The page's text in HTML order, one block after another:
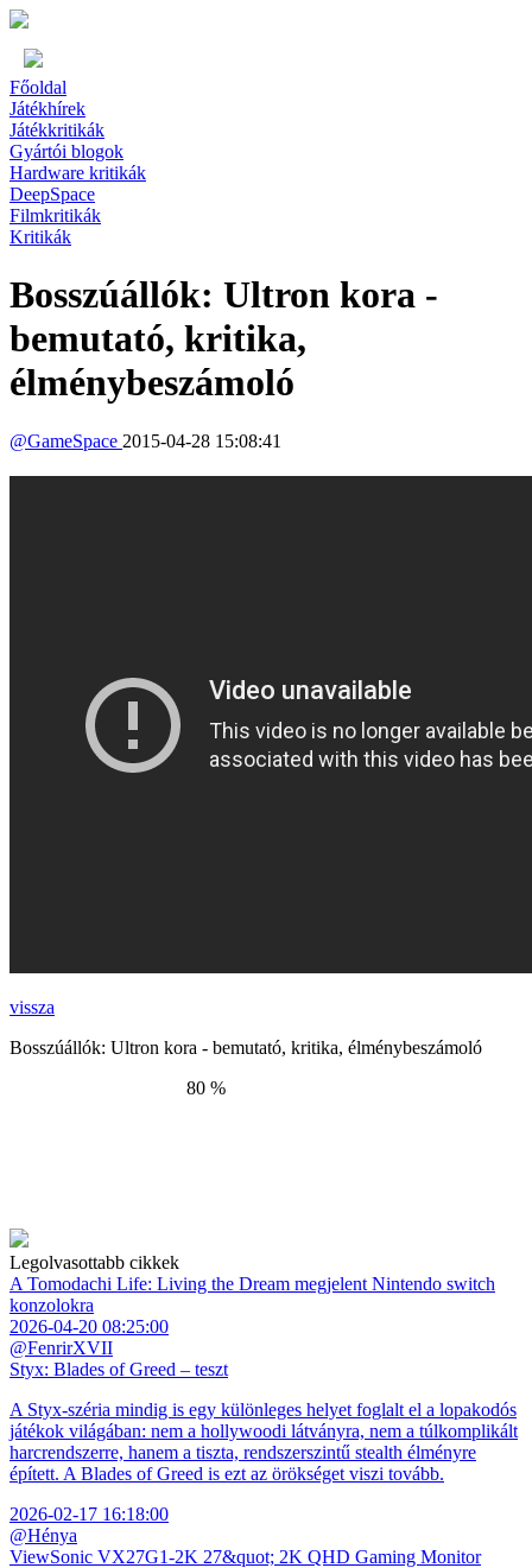
Főoldal
Játékhírek
Játékkritikák
Gyártói blogok
Hardware kritikák
DeepSpace
Filmkritikák
Kritikák
Bosszúállók: Ultron kora -
bemutató, kritika,
élménybeszámoló
@GameSpace 2015-04-28 15:08:41
vissza
Bosszúállók: Ultron kora - bemutató, kritika, élménybeszámoló
80 %
Legolvasottabb cikkek
A Tomodachi Life: Living the Dream megjelent Nintendo switch
konzolokra
2026-04-20 08:25:00
@FenrirXVII
Styx: Blades of Greed – teszt
A Styx-széria mindig is egy különleges helyet foglalt el a lopakodós
játékok világában: nem a hollywoodi látványra, nem a túlkomplikált
harcrendszerre, hanem a tiszta, rendszerszintű stealth élményre
épített. A Blades of Greed is ezt az örökséget viszi tovább.
2026-02-17 16:18:00
@Hénya
ViewSonic VX27G1-2K 27&quot; 2K QHD Gaming Monitor